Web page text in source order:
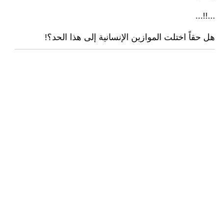
...!!...
هل حقاً اختلت الموازين الإنسانية إلى هذا الحد؟!